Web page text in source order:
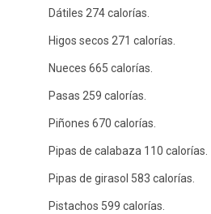
Dátiles 274 calorías.
Higos secos 271 calorías.
Nueces 665 calorías.
Pasas 259 calorías.
Piñones 670 calorías.
Pipas de calabaza 110 calorías.
Pipas de girasol 583 calorías.
Pistachos 599 calorías.